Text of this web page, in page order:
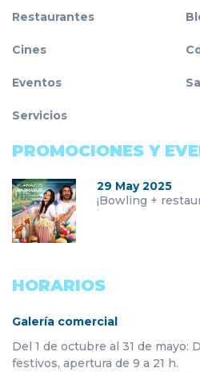
Restaurantes
Cines
Eventos
Servicios
PROMOCIONES Y
29 May 2025
¡Bowling +
HORARIOS
Galería comercial
Del 1 de octubre al 31 de mayo:
festivos, apertura de 9 a 21 h.